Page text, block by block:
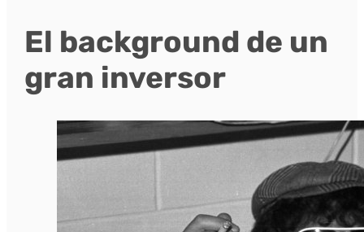
El background de un
gran inversor